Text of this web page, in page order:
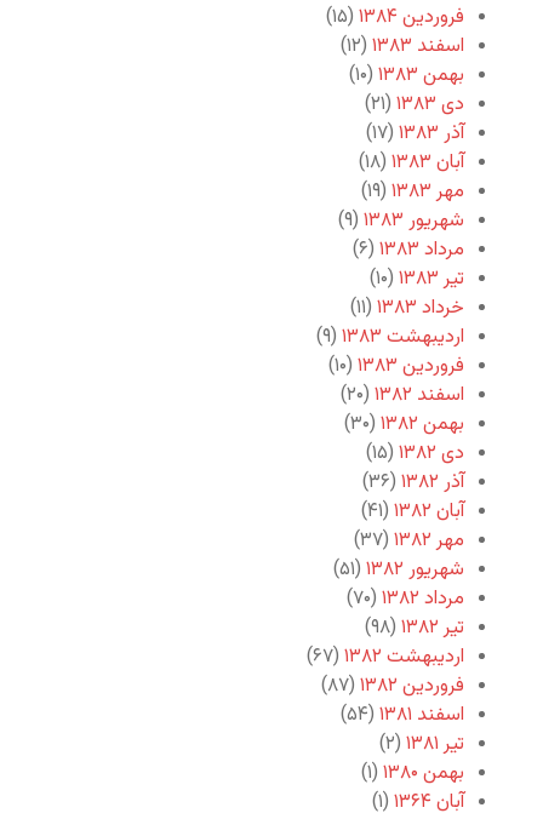
فروردین ۱۳۸۴
(۱۵)
اسفند ۱۳۸۳
(۱۲)
بهمن ۱۳۸۳
(۱۰)
دی ۱۳۸۳
(۲۱)
آذر ۱۳۸۳
(۱۷)
آبان ۱۳۸۳
(۱۸)
مهر ۱۳۸۳
(۱۹)
شهریور ۱۳۸۳
(۹)
مرداد ۱۳۸۳
(۶)
تیر ۱۳۸۳
(۱۰)
خرداد ۱۳۸۳
(۱۱)
اردیبهشت ۱۳۸۳
(۹)
فروردین ۱۳۸۳
(۱۰)
اسفند ۱۳۸۲
(۲۰)
بهمن ۱۳۸۲
(۳۰)
دی ۱۳۸۲
(۱۵)
آذر ۱۳۸۲
(۳۶)
آبان ۱۳۸۲
(۴۱)
مهر ۱۳۸۲
(۳۷)
شهریور ۱۳۸۲
(۵۱)
مرداد ۱۳۸۲
(۷۰)
تیر ۱۳۸۲
(۹۸)
اردیبهشت ۱۳۸۲
(۶۷)
فروردین ۱۳۸۲
(۸۷)
اسفند ۱۳۸۱
(۵۴)
تیر ۱۳۸۱
(۲)
بهمن ۱۳۸۰
(۱)
آبان ۱۳۶۴
(۱)